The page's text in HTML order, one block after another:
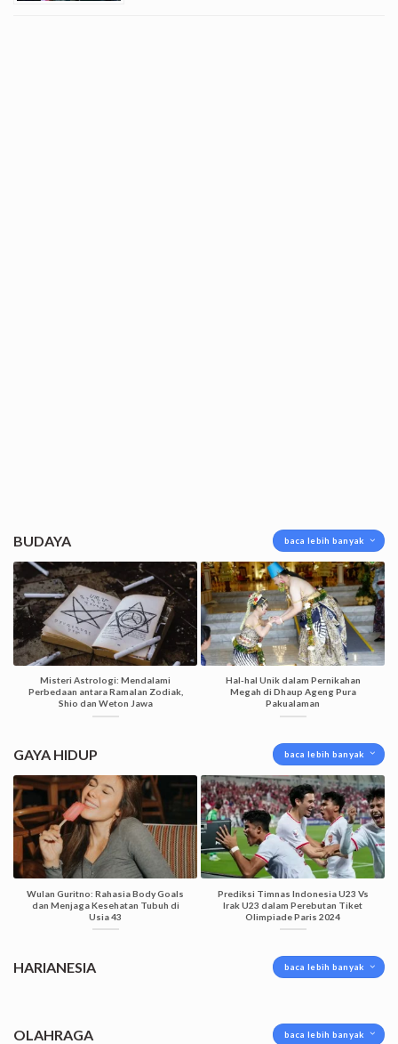
BUDAYA baca lebih banyak
Misteri Astrologi: Mendalami
Perbedaan antara Ramalan Zodiak,
Shio dan Weton Jawa
Hal-hal Unik dalam Pernikahan
Megah di Dhaup Ageng Pura
Pakualaman
GAYA HIDUP baca lebih banyak
Wulan Guritno: Rahasia Body Goals
dan Menjaga Kesehatan Tubuh di
Usia 43
Prediksi Timnas Indonesia U23 Vs
Irak U23 dalam Perebutan Tiket
Olimpiade Paris 2024
HARIANESIA baca lebih banyak
OLAHRAGA baca lebih banyak